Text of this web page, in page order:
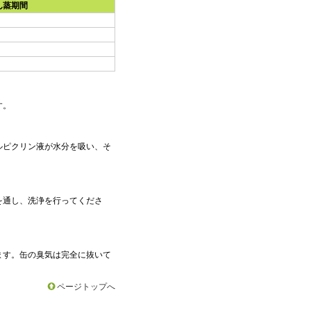
蒸期間
クリン液が水分を吸い、そ
し、洗浄を行ってくださ
。缶の臭気は完全に抜いて
ページトップへ